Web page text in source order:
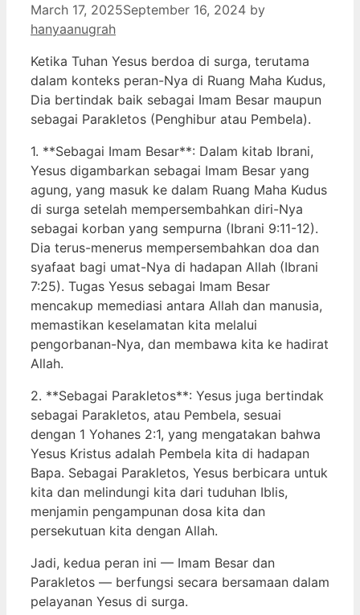
March 17, 2025September 16, 2024 by
hanyaanugrah
Ketika Tuhan Yesus berdoa di surga, terutama
dalam konteks peran-Nya di Ruang Maha Kudus,
Dia bertindak baik sebagai Imam Besar maupun
sebagai Parakletos (Penghibur atau Pembela).
1. **Sebagai Imam Besar**: Dalam kitab Ibrani,
Yesus digambarkan sebagai Imam Besar yang
agung, yang masuk ke dalam Ruang Maha Kudus
di surga setelah mempersembahkan diri-Nya
sebagai korban yang sempurna (Ibrani 9:11-12).
Dia terus-menerus mempersembahkan doa dan
syafaat bagi umat-Nya di hadapan Allah (Ibrani
7:25). Tugas Yesus sebagai Imam Besar
mencakup memediasi antara Allah dan manusia,
memastikan keselamatan kita melalui
pengorbanan-Nya, dan membawa kita ke hadirat
Allah.
2. **Sebagai Parakletos**: Yesus juga bertindak
sebagai Parakletos, atau Pembela, sesuai
dengan 1 Yohanes 2:1, yang mengatakan bahwa
Yesus Kristus adalah Pembela kita di hadapan
Bapa. Sebagai Parakletos, Yesus berbicara untuk
kita dan melindungi kita dari tuduhan Iblis,
menjamin pengampunan dosa kita dan
persekutuan kita dengan Allah.
Jadi, kedua peran ini — Imam Besar dan
Parakletos — berfungsi secara bersamaan dalam
pelayanan Yesus di surga.